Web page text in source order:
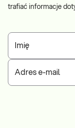
trafiać informacje
Imię
Adres e-mail